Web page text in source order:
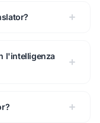
l'intelligenza